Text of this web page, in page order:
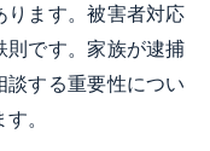
ります。被害者対応
則です。家族が逮捕
談する重要性につい
。